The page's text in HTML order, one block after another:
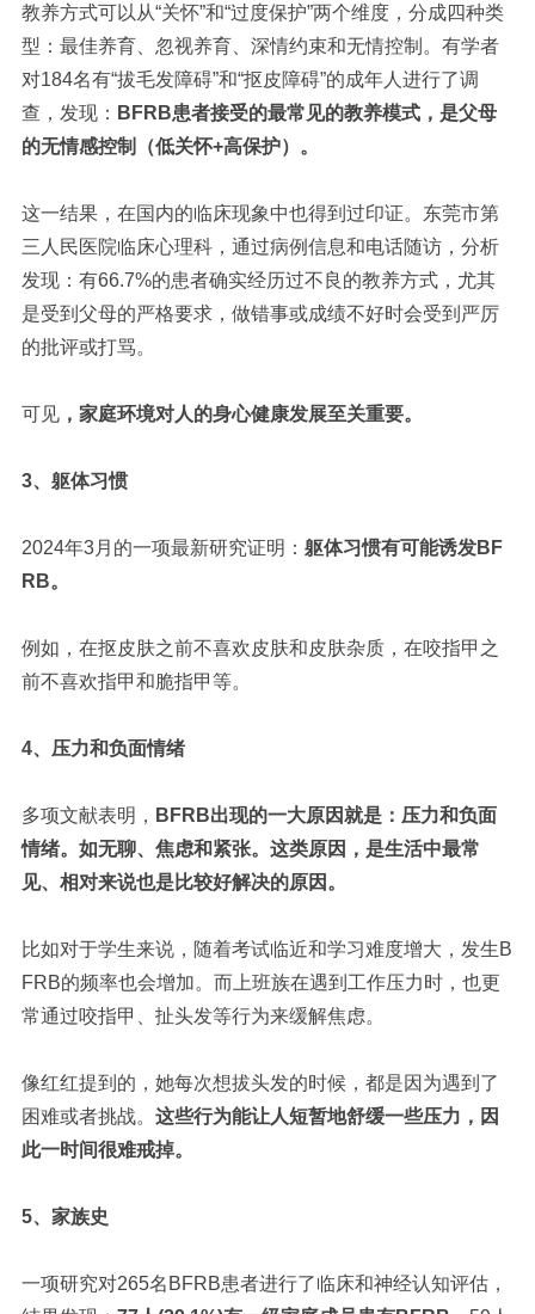
教养方式可以从“关怀”和“过度保护”两个维度，分成四种类
型：最佳养育、忽视养育、深情约束和无情控制。有学者
对184名有“拔毛发障碍”和“抠皮障碍”的成年人进行了调
查，发现： BFRB患者接受的最常见的教养模式，是父母
的无情感控制（低关怀+高保护）。
这一结果，在国内的临床现象中也得到过印证。东莞市第
三人民医院临床心理科，通过病例信息和电话随访，分析
发现：有66.7%的患者确实经历过不良的教养方式，尤其
是受到父母的严格要求，做错事或成绩不好时会受到严厉
的批评或打骂。
可见， 家庭环境对人的身心健康发展至关重要。
3、躯体习惯
2024年3月的一项最新研究证明： 躯体习惯有可能诱发BF
RB。
例如，在抠皮肤之前不喜欢皮肤和皮肤杂质，在咬指甲之
前不喜欢指甲和脆指甲等。
4、压力和负面情绪
多项文献表明， BFRB出现的一大原因就是：压力和负面
情绪。如无聊、焦虑和紧张。 这类原因，是生活中最常
见、相对来说也是比较好解决的原因。
比如对于学生来说，随着考试临近和学习难度增大，发生B
FRB的频率也会增加。而上班族在遇到工作压力时，也更
常通过咬指甲、扯头发等行为来缓解焦虑。
像红红提到的，她每次想拔头发的时候，都是因为遇到了
困难或者挑战。 这些行为能让人短暂地舒缓一些压力，因
此一时间很难戒掉。
5、家族史
一项研究对265名BFRB患者进行了临床和神经认知评估，